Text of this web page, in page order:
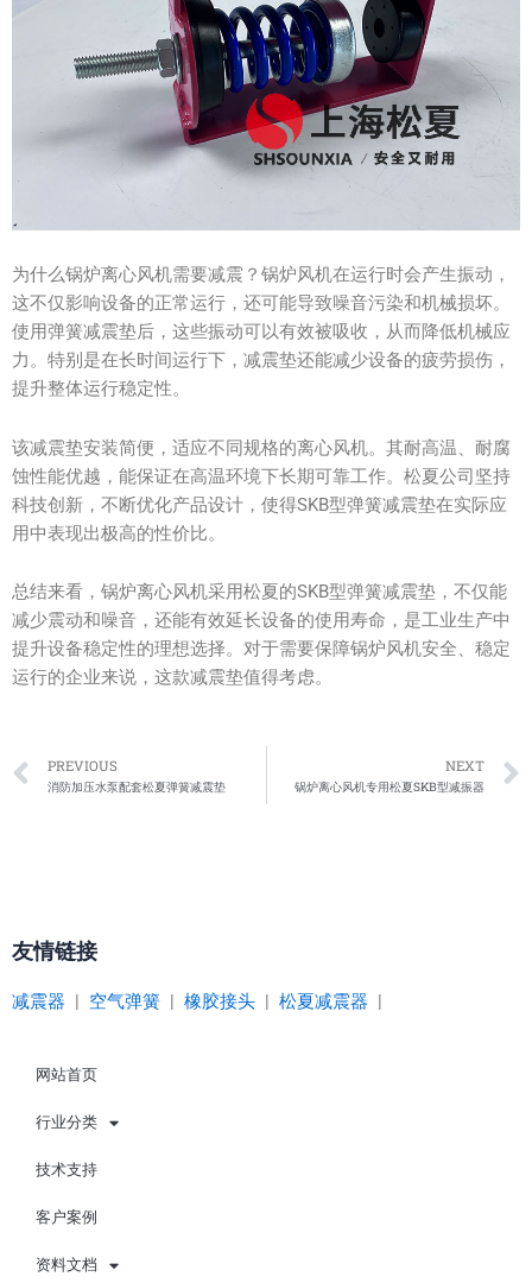
为什么锅炉离心风机需要减震？锅炉风机在运行时会产生振动，
这不仅影响设备的正常运行，还可能导致噪音污染和机械损坏。
使用弹簧减震垫后，这些振动可以有效被吸收，从而降低机械应
力。特别是在长时间运行下，减震垫还能减少设备的疲劳损伤，
提升整体运行稳定性。
该减震垫安装简便，适应不同规格的离心风机。其耐高温、耐腐
蚀性能优越，能保证在高温环境下长期可靠工作。松夏公司坚持
科技创新，不断优化产品设计，使得SKB型弹簧减震垫在实际应
用中表现出极高的性价比。
总结来看，锅炉离心风机采用松夏的SKB型弹簧减震垫，不仅能
减少震动和噪音，还能有效延长设备的使用寿命，是工业生产中
提升设备稳定性的理想选择。对于需要保障锅炉风机安全、稳定
运行的企业来说，这款减震垫值得考虑。
Prev
PREVIOUS
消防加压水泵配套松夏弹簧减震垫
NEXT
锅炉离心风机专用松夏SKB型减振器
友情链接
减震器 空气弹簧 橡胶接头 松夏减震器
网站首页
行业分类
技术支持
客户案例
资料文档